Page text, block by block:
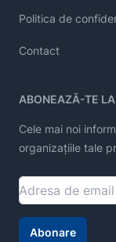
Politica de
Contact
ABONEAZĂ-TE
Cele mai noi
organizațiile tale
Abonare